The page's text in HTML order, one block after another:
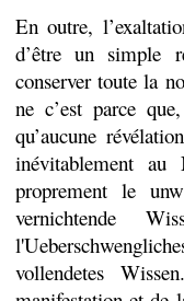
En outre,
d’être un simple
conserver toute la
ne c’est parce
qu’aucune
inévitablement au
proprement le
vernichtende
vollendetes